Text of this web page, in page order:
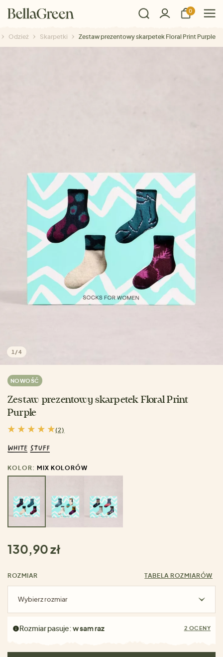
0
Odzież Skarpetki Zestaw prezentowy skarpetek Floral Print Purple
1 /4
NOWOŚĆ
Zestaw prezentowy skarpetek Floral Print
Purple
(2)
KOLOR: MIX KOLORÓW
130,90 zł
ROZMIAR TABELA ROZMIARÓW
Wybierz rozmiar
Rozmiar pasuje:w sam raz 2 OCENY